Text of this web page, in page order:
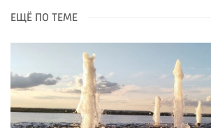
ЕЩЁ ПО ТЕМЕ